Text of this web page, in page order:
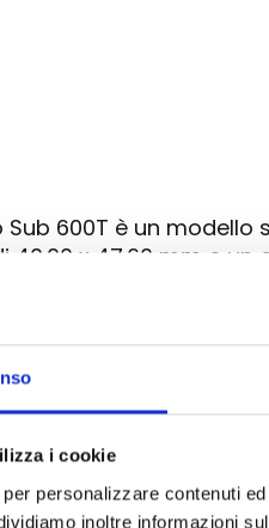
i cookie
personalizzare contenuti
inoltre informazioni
600T è un
x 47.60 mm e
e, il vetro zaffiro
Nova